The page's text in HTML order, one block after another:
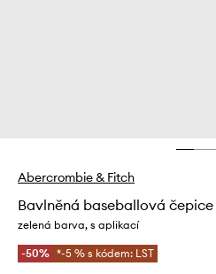
Abercrombie & Fitch
Bavlněná baseballová
zelená barva, s aplikací
-50% *-5 % s kódem: LST